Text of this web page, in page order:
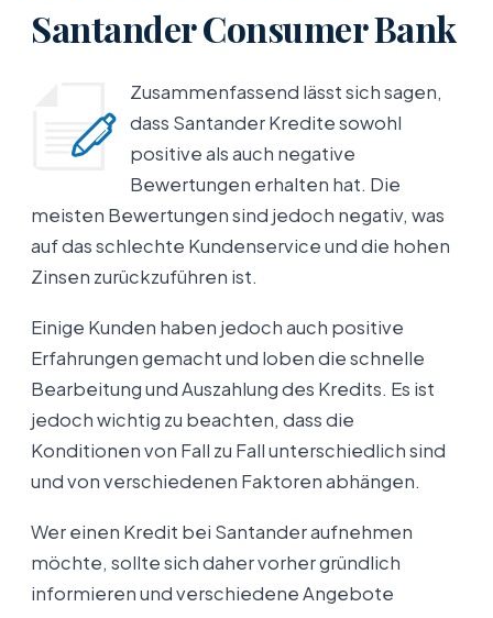
Santander Consumer Bank
Zusammenfassend lässt sich sagen,
dass Santander Kredite sowohl
positive als auch negative
Bewertungen erhalten hat. Die
meisten Bewertungen sind jedoch negativ, was
auf das schlechte Kundenservice und die hohen
Zinsen zurückzuführen ist.
Einige Kunden haben jedoch auch positive
Erfahrungen gemacht und loben die schnelle
Bearbeitung und Auszahlung des Kredits. Es ist
jedoch wichtig zu beachten, dass die
Konditionen von Fall zu Fall unterschiedlich sind
und von verschiedenen Faktoren abhängen.
Wer einen Kredit bei Santander aufnehmen
möchte, sollte sich daher vorher gründlich
informieren und verschiedene Angebote